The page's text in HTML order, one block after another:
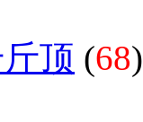
顶 (68)